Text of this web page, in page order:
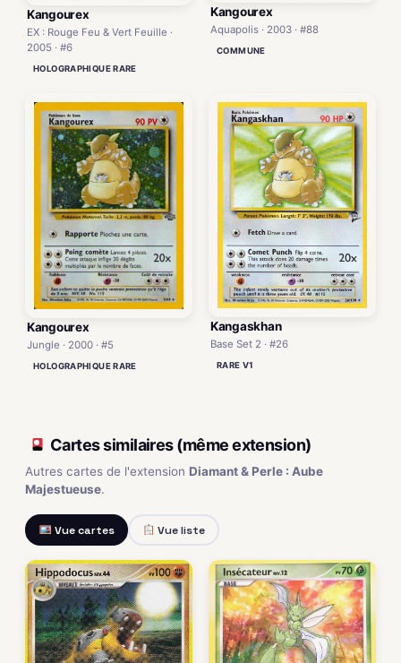
Kangourex
EX : Rouge Feu & Vert Feuille ·
2005 · #6
HOLOGRAPHIQUE RARE
Kangourex
Aquapolis · 2003 · #88
COMMUNE
Kangourex
Jungle · 2000 · #5
HOLOGRAPHIQUE RARE
Kangaskhan
Base Set 2 · #26
RARE V1
Cartes similaires (même extension)
Autres cartes de l'extension Diamant & Perle : Aube
Majestueuse.
Vue cartes Vue liste